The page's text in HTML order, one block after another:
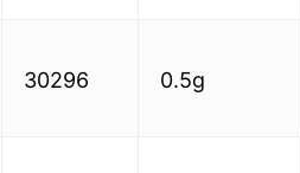
30296 0.5g